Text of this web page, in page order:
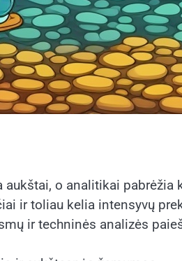
aukštai, o analitikai
ir toliau kelia intensyvų
ir techninės analizės